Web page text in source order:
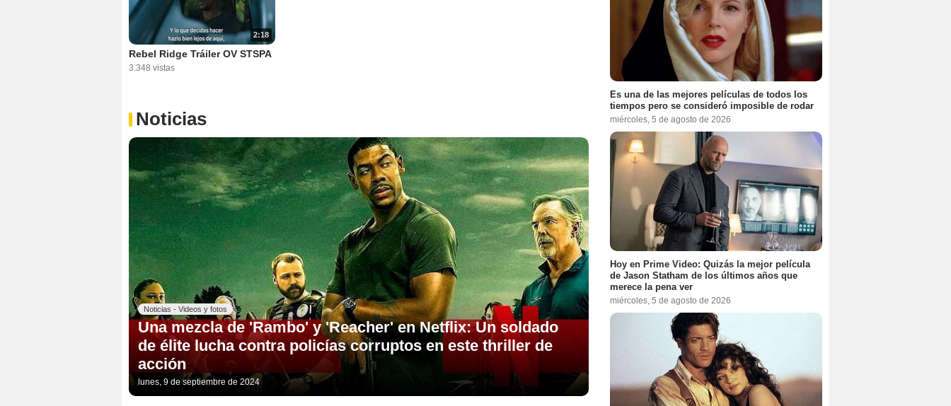
2:18
Rebel Ridge Tráiler OV STSPA
3.348 vistas
Noticias
Noticias - Videos y fotos
Una mezcla de 'Rambo' y 'Reacher' en Netflix: Un soldado
de élite lucha contra policías corruptos en este thriller de
acción
lunes, 9 de septiembre de 2024
Es una de las mejores películas de todos los
tiempos pero se consideró imposible de rodar
miércoles, 5 de agosto de 2026
Hoy en Prime Video: Quizás la mejor película
de Jason Statham de los últimos años que
merece la pena ver
miércoles, 5 de agosto de 2026